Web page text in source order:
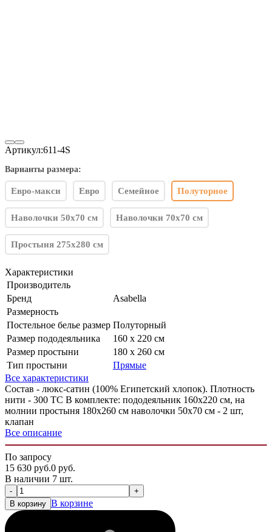
Артикул:611-4S
Варианты размера:
Евро-макси Евро Семейное Полуторное
Наволочки 50x70 см Наволочки 70x70 см
Простыня 275x280 см
Характеристики
Производитель
Бренд
Asabella
Размерность
Постельное белье размер Полуторный
Размер пододеяльника
160 х 220 см
Размер простыни
180 х 260 см
Тип простыни
Прямые
Все характеристики
Состав - люкс-сатин (100% Египетский хлопок). Плотность
нити - 300 ТС В комплекте: пододеяльник 160х220 см, на
молнии простыня 180х260 см наволочки 50х70 см - 2 шт,
клапан
Все описание
По запросу
15 630 руб.0 руб.
В наличии 7 шт.
-
+
В корзину В корзине